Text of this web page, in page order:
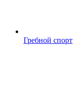
Гребной спорт